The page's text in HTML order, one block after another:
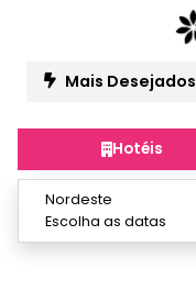
Mais Desejados
Hotéis
Nordeste
Escolha as datas